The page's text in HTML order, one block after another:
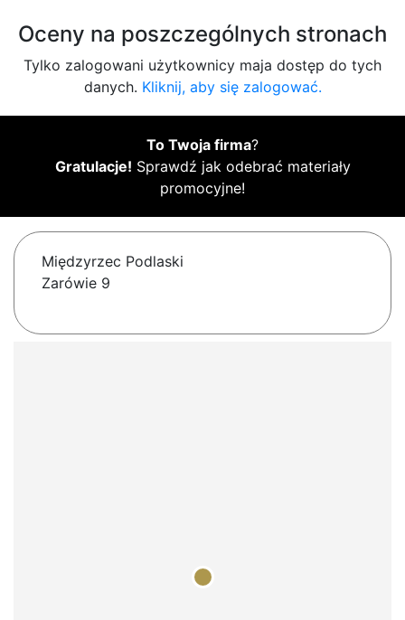
Oceny na poszczególnych stronach
Tylko zalogowani użytkownicy maja dostęp do tych
danych. Kliknij, aby się zalogować.
To Twoja firma?
Gratulacje! Sprawdź jak odebrać materiały
promocyjne!
Międzyrzec Podlaski
Zarówie 9